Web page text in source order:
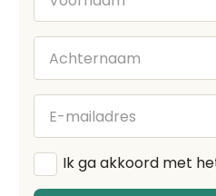
Achternaam
E-
mailadres
Algemene
voorwaarden*
Ik ga akkoord met